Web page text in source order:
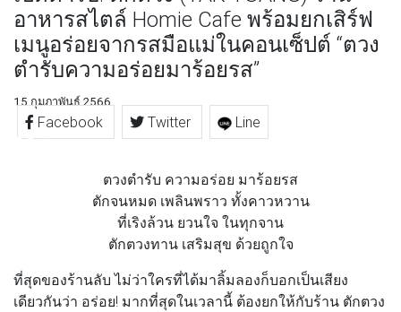
อาหารสไตล์ Homie Cafe พร้อมยกเสิร์ฟ
เมนูอร่อยจากรสมือแม่ในคอนเซ็ปต์ “ตวง
ตำรับความอร่อยมาร้อยรส”
15 กุมภาพันธ์ 2566
Facebook Twitter Line
ตวงตำรับ ความอร่อย มาร้อยรส
ตักจนหมด เพลินพราว ทั้งคาวหวาน
ที่เริงล้วน ยวนใจ ในทุกจาน
ตักตวงทาน เสริมสุข ด้วยถูกใจ
ที่สุดของร้านลับ ไม่ว่าใครที่ได้มาลิ้มลองก็บอกเป็นเสียง
เดียวกันว่า อร่อย! มากที่สุดในเวลานี้ ต้องยกให้กับร้าน ตักตวง